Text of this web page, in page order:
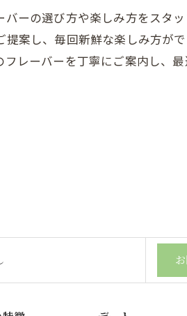
ーの選び方や楽しみ方をスタ
案し、毎回新鮮な楽しみ方が
レーバーを丁寧にご案内し、